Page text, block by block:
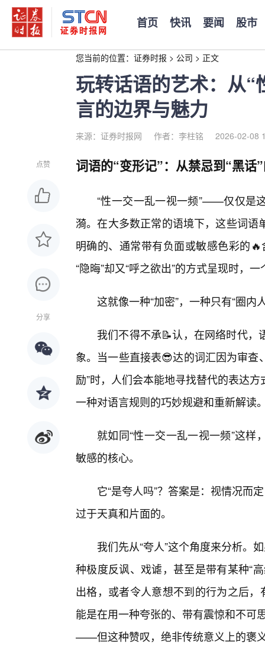
首页 快讯 要闻 股市
您当前的位置： 证券时报 > 公司 > 正文
玩转话语的艺术：从
言的边界与魅力
来源：证券时报网 作者：李柱铭 2026-02-08
点赞
分享
词语的“变形记”：从禁忌到“黑话
“性一交一乱一视一频”——仅仅是
漪。在大多数正常的语境下，这些词
明确的、通常带有负面或敏感色彩的🔥
“隐晦”却又“呼之欲出”的方式呈现时，
这就像一种“加密”，一种只有“圈内
我们不得不承📝认，在网络时代
象。当一些直接表😎达的词汇因为审查
励”时，人们会本能地寻找替代的表达
一种对语言规则的巧妙规避和重新解读
就如同“性一交一乱一视一频”这
敏感的核心。
它“是夸人吗”？答案是：视情况而
过于天真和片面的。
我们先从“夸人”这个角度来分析。
种极度反讽、戏谑，甚至是带有某种“
出格，或者令人意想不到的行为之后
能是在用一种夸张的、带有震惊和不可
——但这种赞叹，绝非传统意义上的褒